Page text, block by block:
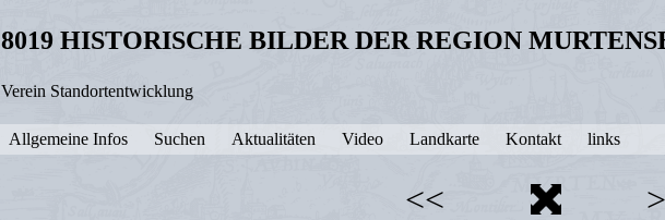
8019 HISTORISCHE BILDER DER REGION
Verein Standortentwicklung
Allgemeine Infos Suchen Aktualitäten Video Landkarte Kontakt links
<<